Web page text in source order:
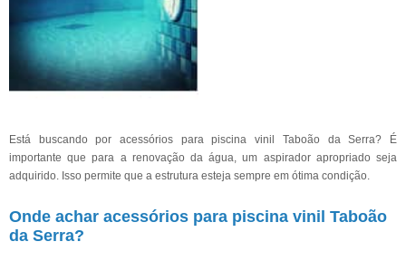
Está buscando por acessórios para piscina vinil Taboão da Serra? É
importante que para a renovação da água, um aspirador apropriado seja
adquirido. Isso permite que a estrutura esteja sempre em ótima condição.
Onde achar acessórios para piscina vinil Taboão
da Serra?